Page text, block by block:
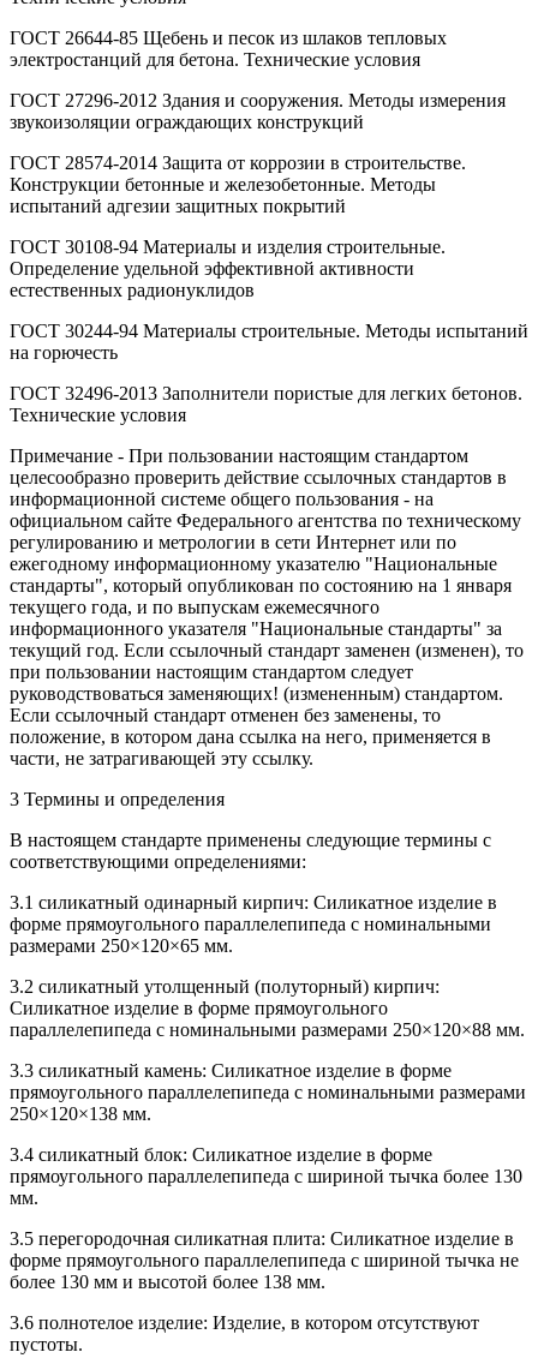
ГОСТ 26644-85 Щебень и песок из шлаков тепловых
электростанций для бетона. Технические условия
ГОСТ 27296-2012 Здания и сооружения. Методы измерения
звукоизоляции ограждающих конструкций
ГОСТ 28574-2014 Защита от коррозии в строительстве.
Конструкции бетонные и железобетонные. Методы
испытаний адгезии защитных покрытий
ГОСТ 30108-94 Материалы и изделия строительные.
Определение удельной эффективной активности
естественных радионуклидов
ГОСТ 30244-94 Материалы строительные. Методы испытаний
на горючесть
ГОСТ 32496-2013 Заполнители пористые для легких бетонов.
Технические условия
Примечание - При пользовании настоящим стандартом
целесообразно проверить действие ссылочных стандартов в
информационной системе общего пользования - на
официальном сайте Федерального агентства по техническому
регулированию и метрологии в сети Интернет или по
ежегодному информационному указателю "Национальные
стандарты", который опубликован по состоянию на 1 января
текущего года, и по выпускам ежемесячного
информационного указателя "Национальные стандарты" за
текущий год. Если ссылочный стандарт заменен (изменен), то
при пользовании настоящим стандартом следует
руководствоваться заменяющих! (измененным) стандартом.
Если ссылочный стандарт отменен без заменены, то
положение, в котором дана ссылка на него, применяется в
части, не затрагивающей эту ссылку.
3 Термины и определения
В настоящем стандарте применены следующие термины с
соответствующими определениями:
3.1 силикатный одинарный кирпич: Силикатное изделие в
форме прямоугольного параллелепипеда с номинальными
размерами 250×120×65 мм.
3.2 силикатный утолщенный (полуторный) кирпич:
Силикатное изделие в форме прямоугольного
параллелепипеда с номинальными размерами 250×120×88 мм.
3.3 силикатный камень: Силикатное изделие в форме
прямоугольного параллелепипеда с номинальными размерами
250×120×138 мм.
3.4 силикатный блок: Силикатное изделие в форме
прямоугольного параллелепипеда с шириной тычка более 130
мм.
3.5 перегородочная силикатная плита: Силикатное изделие в
форме прямоугольного параллелепипеда с шириной тычка не
более 130 мм и высотой более 138 мм.
3.6 полнотелое изделие: Изделие, в котором отсутствуют
пустоты.